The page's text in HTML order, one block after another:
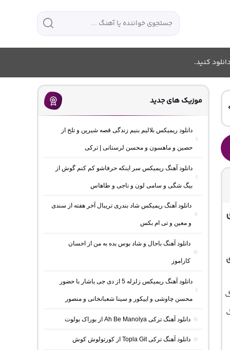
کنید.
موزیک های جدید
دانلود ریمیکس بلالیم بنیم زندگی قصه شیرین و تلخ از
حصین و ماهسون و محسن لرستانی | ترکی
دانلود آهنگ ریمیکس سر اینکه حرفاشو کم کنم گوش از
بیگ شگی و سامی لون و ناجی و طاهاس
دانلود آهنگ ریمیکس شاد بندری تریبال آخر هفته از سندی
و معین و تی ام بکس
دانلود آهنگ باحال و شاد بوس بده به من از احسان
کاراموز
دانلود آهنگ ریمیکس زلزله 5 از دی جی یاشار با حضور
محسن چاوشی و اپیکور و سینا شعبانخانی و منصور
دانلود آهنگ ترکی Ah Be Manolya از بوراک بولوت
دانلود آهنگ ترکی Topla Git از کورتولوش کوش